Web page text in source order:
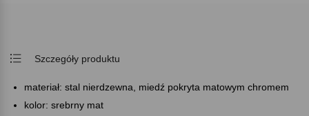
Szczegóły produktu
materiał: stal nierdzewna, miedź pokryta matowym chromem
kolor: srebrny mat